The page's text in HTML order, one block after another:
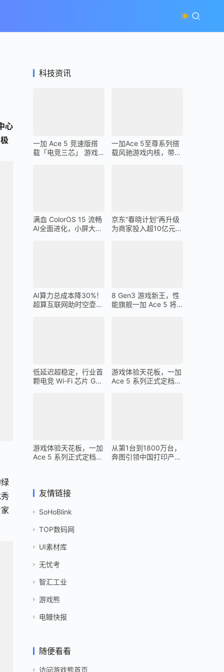
心
科技资讯
一加 Ace 5 竞速版搭
载「电竞三芯」 游戏
一加Ace 5至尊系列搭
载风驰游戏内核，带来
满血 ColorOS 15 流畅
AI全面进化，小屏大魔
京东“春晓计划”再升级
为商家投入超10亿元广
AI算力总成本降30%！
超算互联网助时空壶高
8 Gen3 游戏新王，性
能旗舰一加 Ace 5 将
低延迟超稳定，行业首
颗电竞 Wi-Fi 芯片 G1
游戏体验天花板，一加
Ace 5 系列正式定档
游戏体验天花板，一加
Ace 5 系列正式定档
从第1台到1800万台，
奔图引领中国打印产业
友情链接
SoHoBlink
TOP数码网
UI素材库
无忧考
智汇工业
游戏熊
电鳗快报
随便看看
访问游戏熊首页